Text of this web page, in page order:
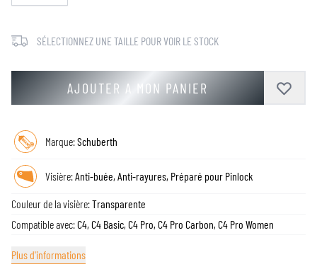
SÉLECTIONNEZ UNE TAILLE POUR VOIR LE STOCK
AJOUTER A MON PANIER
Marque:Schuberth
Visière:Anti-buée, Anti-rayures, Préparé pour Pinlock
Couleur de la visière:Transparente
Compatible avec:C4, C4 Basic, C4 Pro, C4 Pro Carbon, C4 Pro Women
Plus d'informations